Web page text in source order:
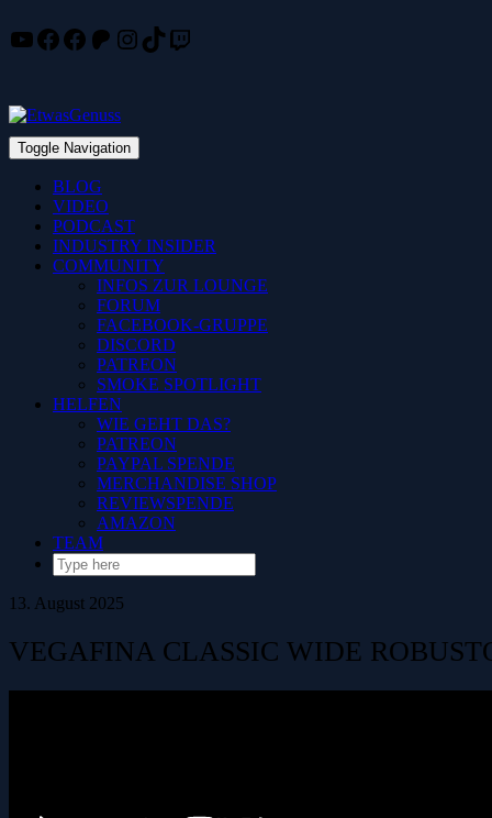
Skip
YouTube
Facebook
Facebook
Patreon
Instagram
TikTok
Twitch
Toggle Navigation
BLOG
VIDEO
PODCAST
INDUSTRY INSIDER
COMMUNITY
INFOS ZUR LOUNGE
FORUM
FACEBOOK-GRUPPE
DISCORD
PATREON
SMOKE SPOTLIGHT
HELFEN
WIE GEHT DAS?
PATREON
PAYPAL SPENDE
MERCHANDISE SHOP
REVIEWSPENDE
AMAZON
TEAM
13. August 2025
VEGAFINA CLASSIC WIDE